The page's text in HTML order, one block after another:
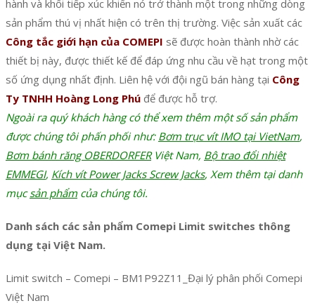
hành và khối tiếp xúc khiến nó trở thành một trong những dòng
sản phẩm thú vị nhất hiện có trên thị trường. Việc sản xuất các
Công tắc giới hạn của COMEPI sẽ được hoàn thành nhờ các
thiết bị này, được thiết kế để đáp ứng nhu cầu về hạt trong một
số ứng dụng nhất định. Liên hệ với đội ngũ bán hàng tại Công
Ty TNHH Hoàng Long Phú để được hỗ trợ.
Ngoài ra quý khách hàng có thể xem thêm một số sản phẩm
được chúng tôi phấn phối như: Bơm trục vít IMO tại VietNam,
Bơm bánh răng OBERDORFERViệt Nam, Bộ trao đổi nhiệt
EMMEGI, Kích vít Power Jacks Screw Jacks, Xem thêm tại danh
mụcsản phẩmcủa chúng tôi.
Danh sách các sản phẩm Comepi Limit switches thông
dụng tại Việt Nam.
Limit switch – Comepi – BM1P92Z11_Đại lý phân phối Comepi
Việt Nam